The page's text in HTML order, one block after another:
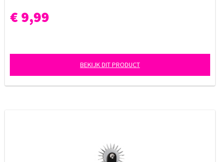
€ 9,99
BEKIJK DIT PRODUCT